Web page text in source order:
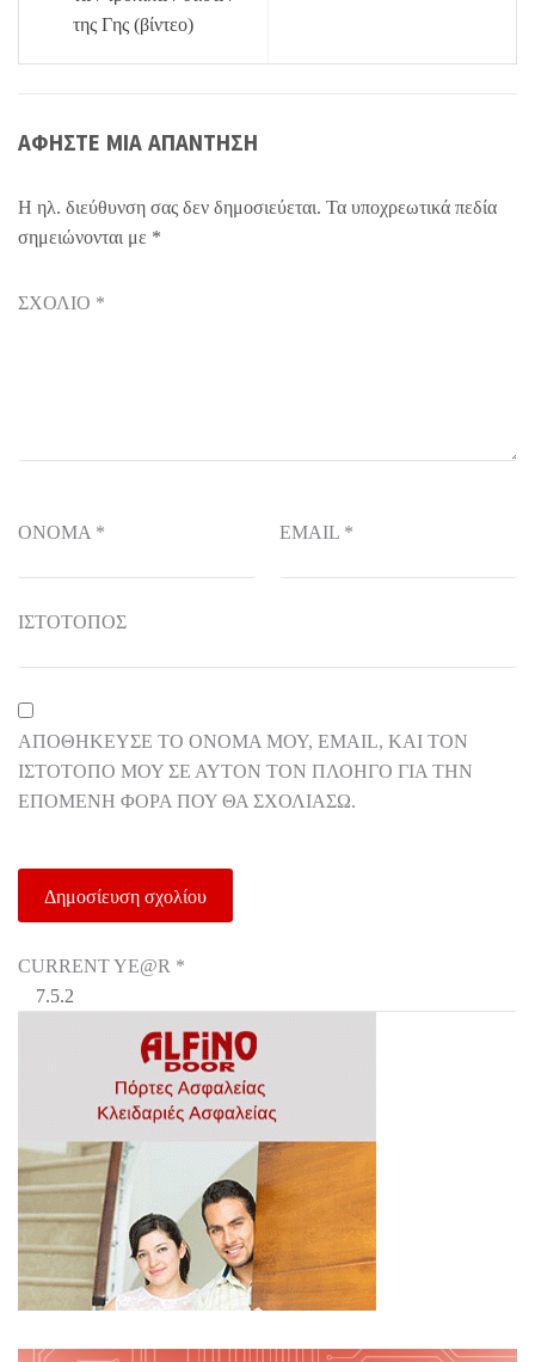
της Γης (βίντεο)
ΑΦΉΣΤΕ ΜΙΑ ΑΠΆΝΤΗΣΗ
Η ηλ. διεύθυνση σας δεν δημοσιεύεται. Τα υποχρεωτικά πεδία
σημειώνονται με *
ΣΧΌΛΙΟ *
ΌΝΟΜΑ * EMAIL *
ΙΣΤΌΤΟΠΟΣ
ΑΠΟΘΉΚΕΥΣΕ ΤΟ ΌΝΟΜΆ ΜΟΥ, EMAIL, ΚΑΙ ΤΟΝ
ΙΣΤΌΤΟΠΟ ΜΟΥ ΣΕ ΑΥΤΌΝ ΤΟΝ ΠΛΟΗΓΌ ΓΙΑ ΤΗΝ
ΕΠΌΜΕΝΗ ΦΟΡΆ ΠΟΥ ΘΑ ΣΧΟΛΙΆΣΩ.
CURRENT YE@R *